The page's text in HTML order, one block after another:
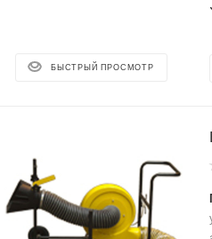
БЫСТРЫЙ ПРОСМОТР